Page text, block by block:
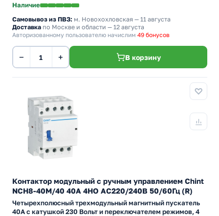
Наличие
Самовывоз из ПВЗ: м. Новохохловская — 11 августа
Доставка по Москве и области — 12 августа
Авторизованному пользователю начислим 49 бонусов
− + В корзину
Контактор модульный с ручным управлением Chint
NCH8-40M/40 40А 4НО АС220/240В 50/60Гц (R)
Четырехполюсный трехмодульный магнитный пускатель
40А с катушкой 230 Вольт и переключателем режимов, 4